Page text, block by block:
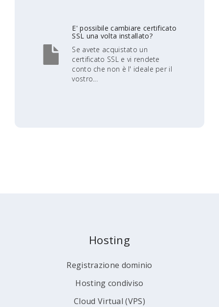
E' possibile cambiare certificato
SSL una volta installato?
Se avete acquistato un
certificato SSL e vi rendete
conto che non è l' ideale per il
vostro...
Hosting
Registrazione dominio
Hosting condiviso
Cloud Virtual (VPS)